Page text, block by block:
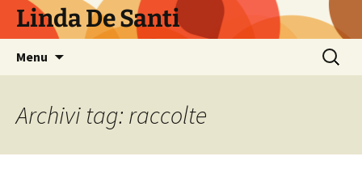
Linda De Santi
Menu
Ricerca
per:
Archivi tag: raccolte